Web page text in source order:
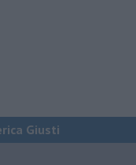
Giusti